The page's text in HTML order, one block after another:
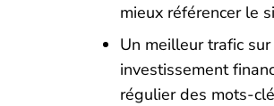
mieux référencer le
Un meilleur trafic
investissement
régulier des mots-